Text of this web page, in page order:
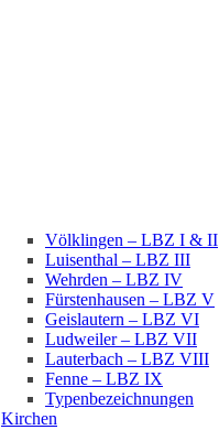
Völklingen – LBZ I & II
Luisenthal – LBZ III
Wehrden – LBZ IV
Fürstenhausen – LBZ V
Geislautern – LBZ VI
Ludweiler – LBZ VII
Lauterbach – LBZ VIII
Fenne – LBZ IX
Typenbezeichnungen
Kirchen